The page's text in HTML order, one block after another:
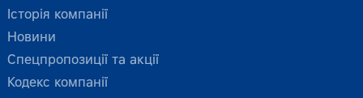
Історія компанії
Новини
Спецпропозиції та акції
Кодекс компанії